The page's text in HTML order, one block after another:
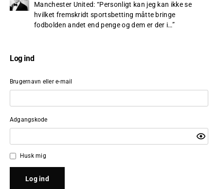
Manchester United: “Personligt kan jeg kan ikke se
hvilket fremskridt sportsbetting måtte bringe
fodbolden andet end penge og dem er der i…”
Log ind
Brugernavn eller e-mail
Adgangskode
Husk mig